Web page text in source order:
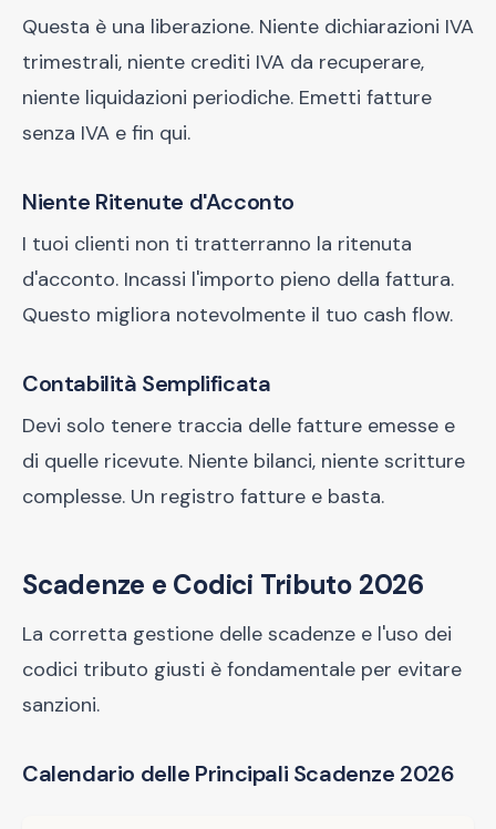
Questa è una liberazione. Niente dichiarazioni IVA
trimestrali, niente crediti IVA da recuperare,
niente liquidazioni periodiche. Emetti fatture
senza IVA e fin qui.
Niente Ritenute d'Acconto
I tuoi clienti non ti tratterranno la ritenuta
d'acconto. Incassi l'importo pieno della fattura.
Questo migliora notevolmente il tuo cash flow.
Contabilità Semplificata
Devi solo tenere traccia delle fatture emesse e
di quelle ricevute. Niente bilanci, niente scritture
complesse. Un registro fatture e basta.
Scadenze e Codici Tributo 2026
La corretta gestione delle scadenze e l'uso dei
codici tributo giusti è fondamentale per evitare
sanzioni.
Calendario delle Principali Scadenze 2026